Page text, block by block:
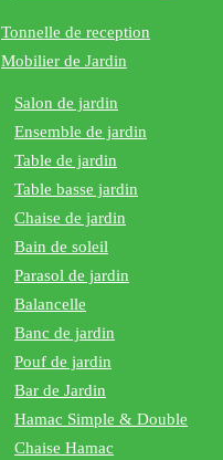
Tonnelle de reception
Mobilier de Jardin
Salon de jardin
Ensemble de jardin
Table de jardin
Table basse jardin
Chaise de jardin
Bain de soleil
Parasol de jardin
Balancelle
Banc de jardin
Pouf de jardin
Bar de Jardin
Hamac Simple & Double
Chaise Hamac